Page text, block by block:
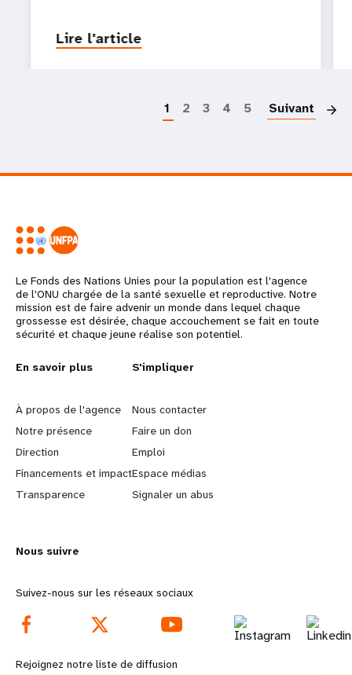
Lire l'article
1 2 3 4 5 Suivant
Le Fonds des Nations Unies pour la population est l'agence
de l'ONU chargée de la santé sexuelle et reproductive. Notre
mission est de faire advenir un monde dans lequel chaque
grossesse est désirée, chaque accouchement se fait en toute
sécurité et chaque jeune réalise son potentiel.
L
e
a
r
n
o
r
e
f
En savoir plus
À propos de l'agence
Notre présence
Direction
Financements et impact
Transparence
G
o
b
e
y
d
o
S'impliquer
Nous contacter
Faire un don
Emploi
Espace médias
Signaler un abus
Nous suivre
Suivez-nous sur les réseaux sociaux
Rejoignez notre liste de diffusion